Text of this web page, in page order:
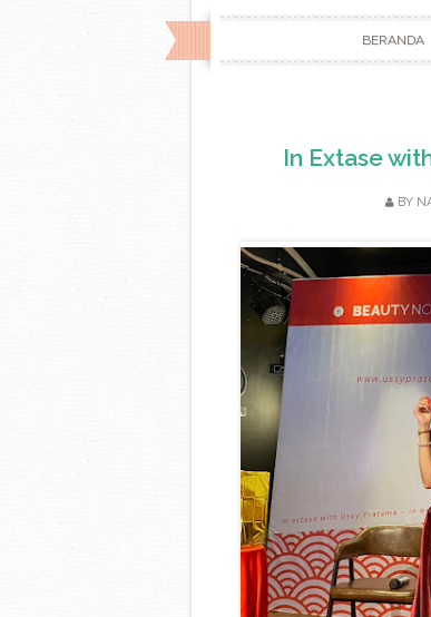
BERANDA
In Extase
BY